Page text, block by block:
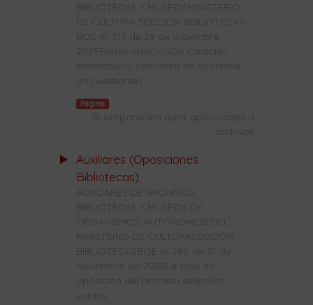
BIBLIOTECAS Y MUSEOSMINISTERIO
DE CULTURA SECCIÓN BIBLIOTECAS
BOE nº 313 de 29 de diciembre
2025Primer ejercicioDe carácter
eliminatorio, consistirá en contestar
un cuestionari...
Página
preparacion para oposiciones a
archivos
Auxiliares (Oposiciones
Bibliotecas)
AUXILIARES DE ARCHIVOS,
BIBLIOTECAS Y MUSEOS DE
ORGANISMOS AUTÓNOMOS DEL
MINISTERIO DE CULTURASECCIÓN
BIBLIOTECASBOE nº 280 de 21 de
noviembre de 2025La fase de
oposición del proceso selectivo
estará ...